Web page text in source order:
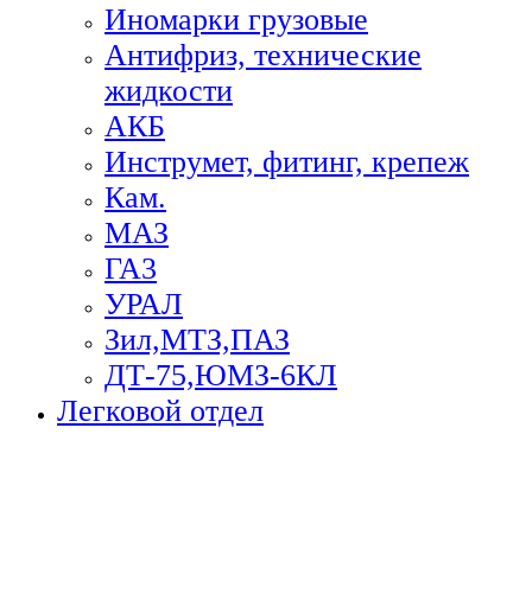
Иномарки грузовые
Антифриз, технические
жидкости
АКБ
Инструмет, фитинг, крепеж
Кам.
МАЗ
ГА3
УРАЛ
Зил,МТЗ,ПАЗ
ДТ-75,ЮМЗ-6КЛ
Легковой отдел